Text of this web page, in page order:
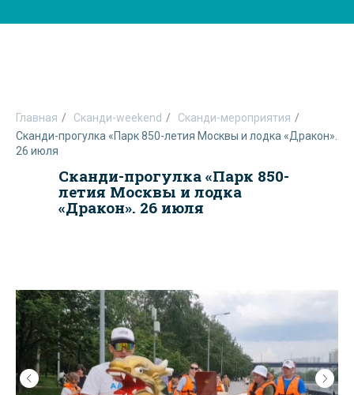
Главная / Сканди-weekend / Сканди-мероприятия /
Сканди-прогулка «Парк 850-летия Москвы и лодка «Дракон».
26 июля
Сканди-прогулка «Парк 850-
летия Москвы и лодка
«Дракон». 26 июля